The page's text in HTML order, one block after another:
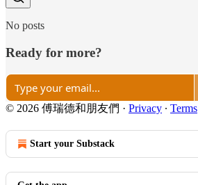
No posts
Ready for more?
© 2026 傅瑞德和朋友們 · Privacy ∙ Terms
Start your Substack